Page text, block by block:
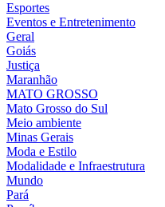
Esportes
Eventos e Entretenimento
Geral
Goiás
Justiça
Maranhão
MATO GROSSO
Mato Grosso do Sul
Meio ambiente
Minas Gerais
Moda e Estilo
Modalidade e Infraestrutura
Mundo
Pará